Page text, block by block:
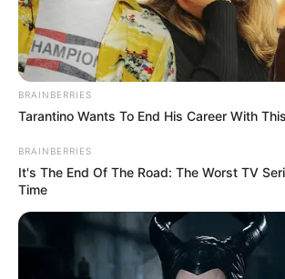
Merinding
Bikin Ngakak, 10 Potret
Cosplay Murah Pakai Bahan
Seadanya
BRAINBERRIES
Tarantino Wants To End His Career With
BRAINBERRIES
It's The End Of The Road: The Worst TV
Time